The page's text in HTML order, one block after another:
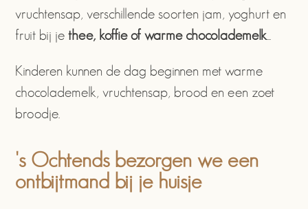
vruchtensap, verschillende soorten jam, yoghurt en
fruit bij jethee, koffie of warme chocolademelk
Kinderen kunnen de dag beginnen met warme
chocolademelk, vruchtensap, brood en een zoet
broodje.
's Ochtends bezorgen we een
ontbijtmand bij je huisje